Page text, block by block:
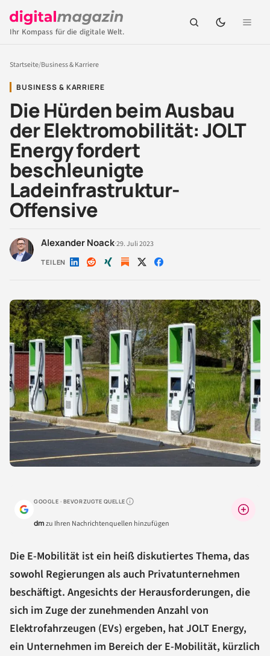
Ihr Kompass für die digitale Welt.
Startseite/Business & Karriere
BUSINESS & KARRIERE
Die Hürden beim Ausbau
der Elektromobilität: JOLT
Energy fordert
beschleunigte
Ladeinfrastruktur-
Offensive
Alexander Noack·29. Juli 2023
TEILEN Auf Auf Auf Auf Auf
GOOGLE · BEVORZUGTE QUELLEWarum lohnt sich das?
dmzu Ihren Nachrichtenquellen hinzufügen
Die E-Mobilität ist ein heiß diskutiertes Thema, das
sowohl Regierungen als auch Privatunternehmen
beschäftigt. Angesichts der Herausforderungen, die
sich im Zuge der zunehmenden Anzahl von
Elektrofahrzeugen (EVs) ergeben, hat JOLT Energy,
ein Unternehmen im Bereich der E-Mobilität, kürzlich